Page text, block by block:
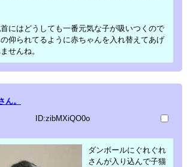
にはどうしても一番元気な子が吸いつくので
仰られてるように赤ちゃんを入れ替えてあげ
せんね。
ん。
ID:zibMXiQO0o
ダンボールにぐれぐれ
さんが入り込んで子猫